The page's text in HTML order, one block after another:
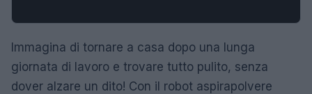
Immagina di tornare a casa dopo una lunga
giornata di lavoro e trovare tutto pulito, senza
dover alzare un dito! Con il robot aspirapolvere